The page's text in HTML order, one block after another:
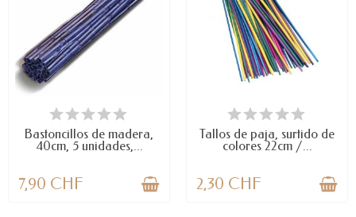
LAST ITEMS IN STOCK
Bastoncillos de madera,
40cm, 5 unidades,...
7,90 CHF
DISPONIBLE
Tallos de paja, surtido de
colores 22cm /...
2,30 CHF